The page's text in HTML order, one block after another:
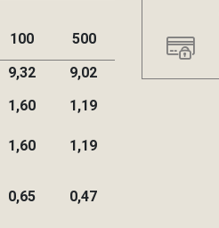
100 500
9,32
9,02
1,60 1,19
1,60 1,19
0,65 0,47